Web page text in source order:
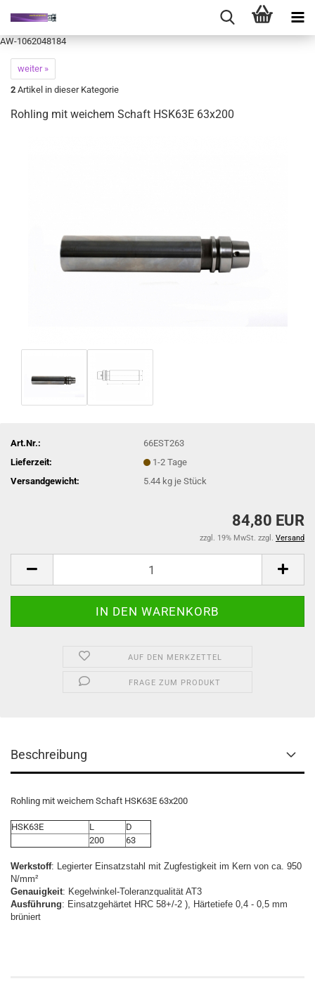
AW-1062048184
weiter »
2 Artikel in dieser Kategorie
Rohling mit weichem Schaft HSK63E 63x200
Art.Nr.:
66EST263
Lieferzeit:
1-2 Tage
Versandgewicht:
5.44 kg je Stück
84,80 EUR
zzgl. 19% MwSt. zzgl. Versand
AUF DEN MERKZETTEL
FRAGE ZUM PRODUKT
Beschreibung
Rohling mit weichem Schaft HSK63E 63x200
HSK63E L
D
200
63
Werkstoff: Legierter Einsatzstahl mit Zugfestigkeit im Kern von ca. 950
N/mm²
Genauigkeit: Kegelwinkel-Toleranzqualität AT3
Ausführung: Einsatzgehärtet HRC 58+/-2 ), Härtetiefe 0,4 - 0,5 mm
brüniert